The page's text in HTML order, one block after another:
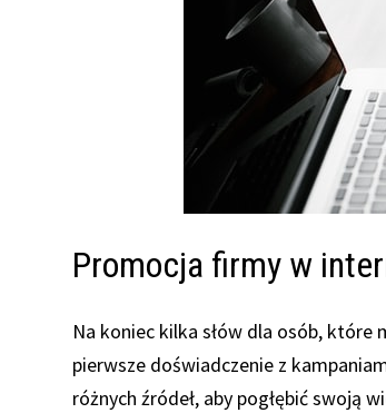
Promocja firmy w
Na koniec kilka słów dla osób,
pierwsze doświadczenie z
różnych źródeł, aby pogłębić swoją